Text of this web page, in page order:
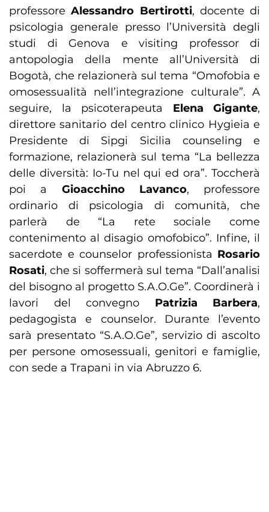
professoreAlessandro Bertirotti, docente di
psicologia generale presso l’Università degli
studi di Genova e visiting professor di
antopologia della mente all’Università di
Bogotà, che relazionerà sul tema “Omofobia e
omosessualità nell’integrazione culturale”. A
seguire, la psicoterapeuta Elena Gigante,
direttore sanitario del centro clinico Hygieia e
Presidente di Sipgi Sicilia counseling e
formazione, relazionerà sul tema “La bellezza
delle diversità: Io-Tu nel qui ed ora”. Toccherà
poi a Gioacchino Lavanco, professore
ordinario di psicologia di comunità, che
parlerà de “La rete sociale come
contenimento al disagio omofobico”. Infine, il
sacerdote e counselor professionista Rosario
Rosati, che si soffermerà sul tema “Dall’analisi
del bisogno al progetto S.A.O.Ge”. Coordinerà i
lavori del convegno Patrizia Barbera,
pedagogista e counselor. Durante l’evento
sarà presentato “S.A.O.Ge”, servizio di ascolto
per persone omosessuali, genitori e famiglie,
con sede a Trapani in via Abruzzo 6.